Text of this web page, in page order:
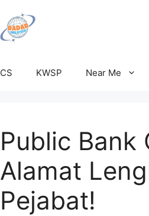
CS KWSP Near Me
Public Bank
Alamat
Pejabat!